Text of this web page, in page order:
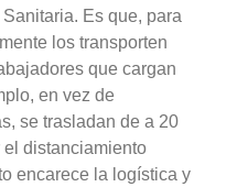
Es que, para
los transporten
que cargan
en vez de
se trasladan de a 20
el distanciamiento
encarece la logística y